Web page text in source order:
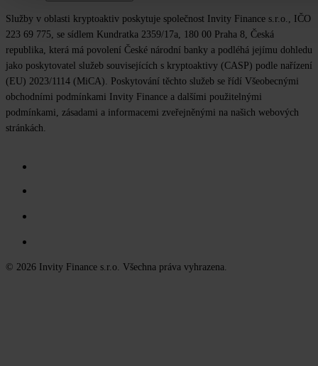
Služby v oblasti kryptoaktiv poskytuje společnost Invity Finance s.r.o., IČO
223 69 775, se sídlem Kundratka 2359/17a, 180 00 Praha 8, Česká
republika, která má povolení České národní banky a podléhá jejímu dohledu
jako poskytovatel služeb souvisejících s kryptoaktivy (CASP) podle nařízení
(EU) 2023/1114 (MiCA). Poskytování těchto služeb se řídí Všeobecnými
obchodními podmínkami Invity Finance a dalšími použitelnými
podmínkami, zásadami a informacemi zveřejněnými na našich webových
stránkách.
© 2026 Invity Finance s.r.o. Všechna práva vyhrazena.